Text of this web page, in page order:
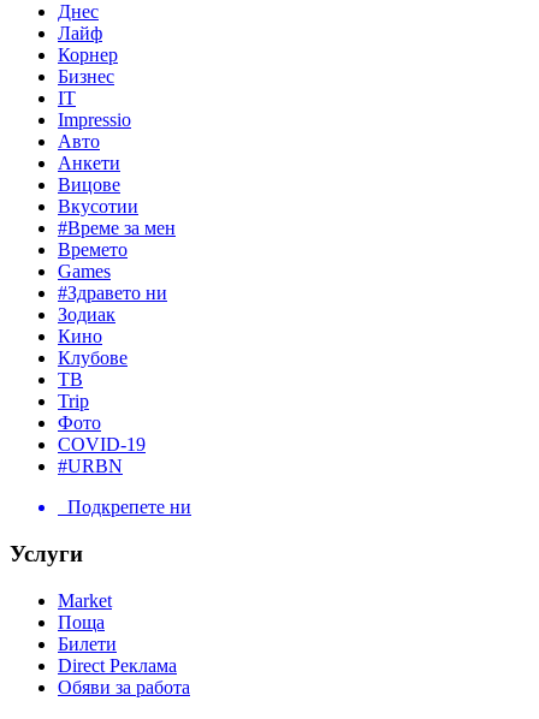
Днес
Лайф
Корнер
Бизнес
IT
Impressio
Авто
Анкети
Вицове
Вкусотии
#Време за мен
Времето
Games
#Здравето ни
Зодиак
Кино
Клубове
ТВ
Trip
Фото
COVID-19
#URBN
Подкрепете ни
Услуги
Market
Поща
Билети
Direct Реклама
Обяви за работа